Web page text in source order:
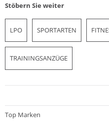
Stöbern Sie weiter
LPO SPORTARTEN
TRAININGSANZÜGE
Top Marken